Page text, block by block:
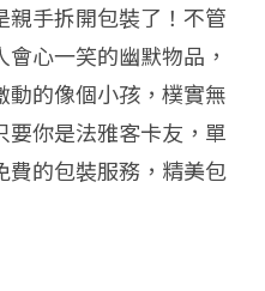
親手拆開包裝了！不管
心一笑的幽默物品，
動的像個小孩，樸實無
你是法雅客卡友，單
費的包裝服務，精美包